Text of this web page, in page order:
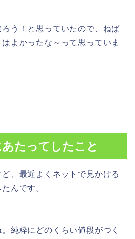
う！と思っていたので、ねば
よかったな～って思っていま
たってしたこと
、最近よくネットで見かける
んです。
純粋にどのくらい値段がつく